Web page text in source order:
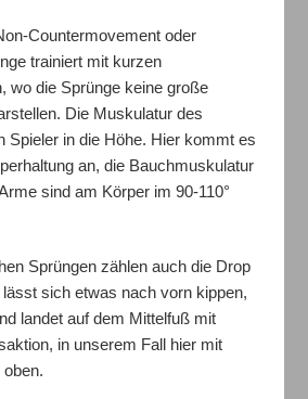
Countermovement oder
trainiert mit kurzen
wo die Sprünge keine große
Die Muskulatur des
Spieler in die Höhe. Hier kommt es
an, die Bauchmuskulatur
sind am Körper im 90-110°
Sprüngen zählen auch die Drop
sich etwas nach vorn kippen,
landet auf dem Mittelfuß mit
in unserem Fall hier mit